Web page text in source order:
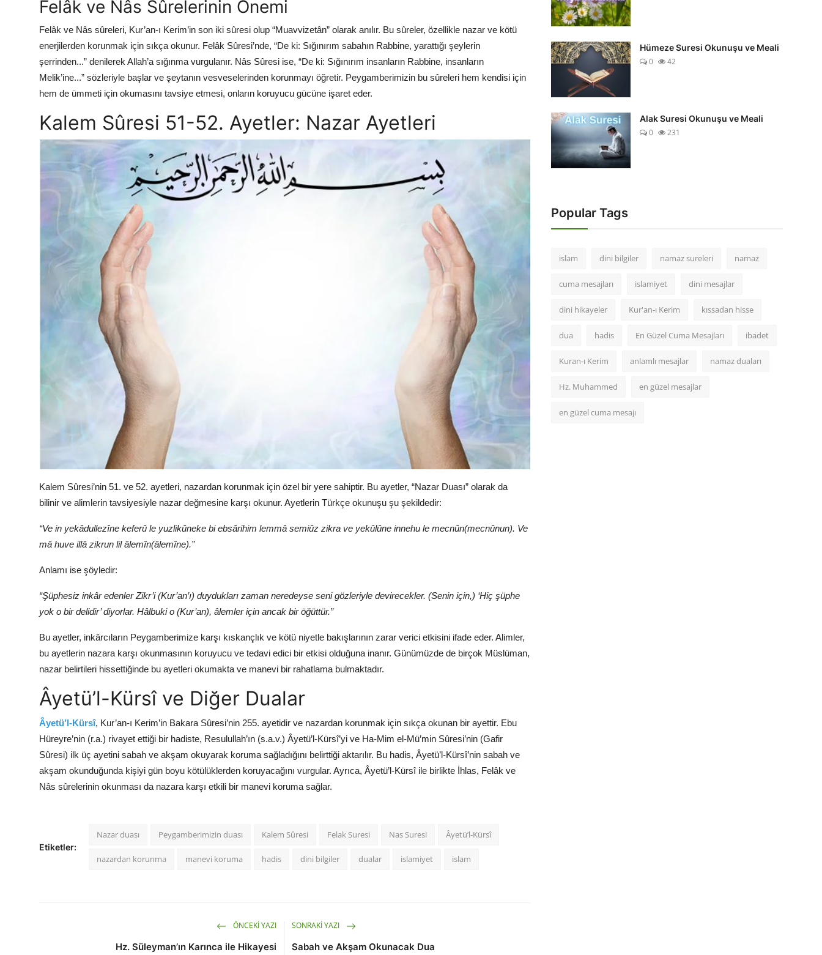
Felâk ve Nâs Sûrelerinin Önemi
Felâk ve Nâs sûreleri, Kur’an-ı Kerim’in son iki sûresi olup “Muavvizetân” olarak anılır. Bu sûreler, özellikle nazar ve kötü
enerjilerden korunmak için sıkça okunur. Felâk Sûresi’nde, “De ki: Sığınırım sabahın Rabbine, yarattığı şeylerin
şerrinden...” denilerek Allah’a sığınma vurgulanır. Nâs Sûresi ise, “De ki: Sığınırım insanların Rabbine, insanların
Melik’ine...” sözleriyle başlar ve şeytanın vesveselerinden korunmayı öğretir. Peygamberimizin bu sûreleri hem kendisi için
hem de ümmeti için okumasını tavsiye etmesi, onların koruyucu gücüne işaret eder.
Kalem Sûresi 51-52. Ayetler: Nazar Ayetleri
Kalem Sûresi’nin 51. ve 52. ayetleri, nazardan korunmak için özel bir yere sahiptir. Bu ayetler, “Nazar Duası” olarak da
bilinir ve alimlerin tavsiyesiyle nazar değmesine karşı okunur. Ayetlerin Türkçe okunuşu şu şekildedir:
“Ve in yekâdullezîne keferû le yuzlikûneke bi ebsârihim lemmâ semiûz zikra ve yekûlûne innehu le mecnûn(mecnûnun). Ve
mâ huve illâ zikrun lil âlemîn(âlemîne).”
Anlamı ise şöyledir:
“Şüphesiz inkâr edenler Zikr’i (Kur’an’ı) duydukları zaman neredeyse seni gözleriyle devirecekler. (Senin için,) ‘Hiç şüphe
yok o bir delidir’ diyorlar. Hâlbuki o (Kur’an), âlemler için ancak bir öğüttür.”
Bu ayetler, inkârcıların Peygamberimize karşı kıskançlık ve kötü niyetle bakışlarının zarar verici etkisini ifade eder. Alimler,
bu ayetlerin nazara karşı okunmasının koruyucu ve tedavi edici bir etkisi olduğuna inanır. Günümüzde de birçok Müslüman,
nazar belirtileri hissettiğinde bu ayetleri okumakta ve manevi bir rahatlama bulmaktadır.
Âyetü’l-Kürsî ve Diğer Dualar
Âyetü’l-Kürsî, Kur’an-ı Kerim’in Bakara Sûresi’nin 255. ayetidir ve nazardan korunmak için sıkça okunan bir ayettir. Ebu
Hüreyre’nin (r.a.) rivayet ettiği bir hadiste, Resulullah’ın (s.a.v.) Âyetü’l-Kürsî’yi ve Ha-Mim el-Mü’min Sûresi’nin (Gafir
Sûresi) ilk üç ayetini sabah ve akşam okuyarak koruma sağladığını belirttiği aktarılır. Bu hadis, Âyetü’l-Kürsî’nin sabah ve
akşam okunduğunda kişiyi gün boyu kötülüklerden koruyacağını vurgular. Ayrıca, Âyetü’l-Kürsî ile birlikte İhlas, Felâk ve
Nâs sûrelerinin okunması da nazara karşı etkili bir manevi koruma sağlar.
Etiketler:
Nazar duası Peygamberimizin duası Kalem Sûresi Felak Suresi Nas Suresi Âyetü’l-Kürsî
nazardan korunma manevi koruma hadis dini bilgiler dualar islamiyet islam
ÖNCEKI YAZI
Hz. Süleyman’ın Karınca ile Hikayesi
SONRAKI YAZI
Sabah ve Akşam Okunacak Dua
Hümeze Suresi Okunuşu ve Meali
0
42
Alak Suresi Okunuşu ve Meali
0
231
Popular Tags
islam dini bilgiler namaz sureleri namaz
cuma mesajları islamiyet dini mesajlar
dini hikayeler Kur'an-ı Kerim kıssadan hisse
dua hadis En Güzel Cuma Mesajları ibadet
Kuran-ı Kerim anlamlı mesajlar namaz duaları
Hz. Muhammed en güzel mesajlar
en güzel cuma mesajı